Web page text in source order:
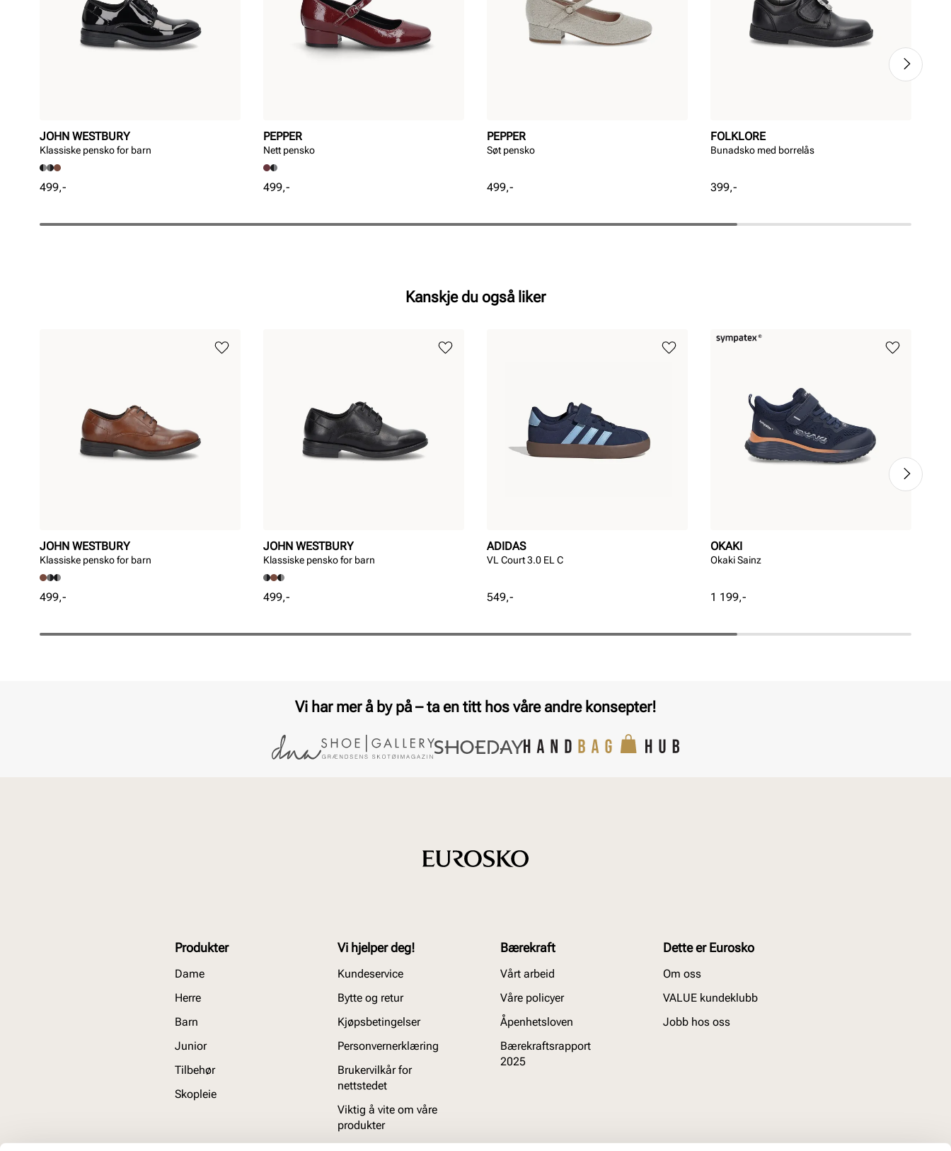
JOHN WESTBURY
Klassiske pensko for barn
Pris
499,-
PEPPER
Nett pensko
Pris
499,-
PEPPER
Søt pensko
Pris
499,-
FOLKLORE
Bunadsko med borrelås
Pris
399,-
Kanskje du også liker
JOHN WESTBURY
Klassiske pensko for barn
Pris
499,-
JOHN WESTBURY
Klassiske pensko for barn
Pris
499,-
ADIDAS
VL Court 3.0 EL C
Pris
549,-
OKAKI
Okaki Sainz
Pris
1 199,-
Vi har mer å by på – ta en titt hos våre andre konsepter!
Produkter
Dame
Herre
Barn
Junior
Tilbehør
Skopleie
Vi hjelper deg!
Kundeservice
Bytte og retur
Kjøpsbetingelser
Personvernerklæring
Brukervilkår for
nettstedet
Viktig å vite om våre
produkter
Bærekraft
Vårt arbeid
Våre policyer
Åpenhetsloven
Bærekraftsrapport
2025
Dette er Eurosko
Om oss
VALUE kundeklubb
Jobb hos oss